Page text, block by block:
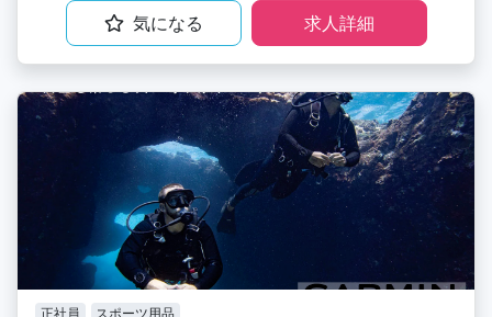
気になる 求人詳細
正社員 スポーツ用品